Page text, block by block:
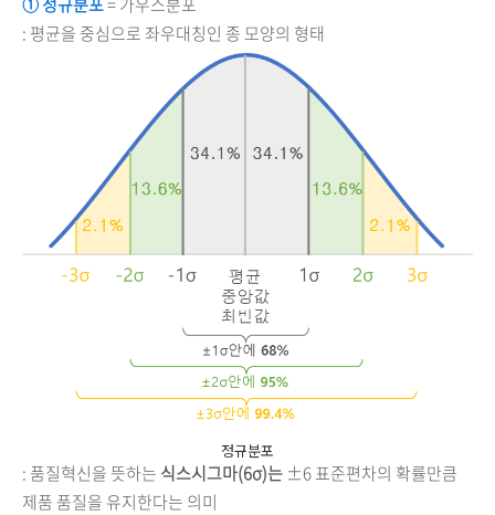
: 평균을 중심으로 좌우대칭인 종 모양의 형태
정규분포
: 품질혁신을 뜻하는 식스시그마(6σ)는 ±6 표준편차의 확률만큼
제품 품질을 유지한다는 의미